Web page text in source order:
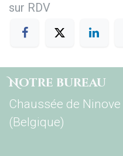
sur RDV
Notre bureau
Chaussée de
(Belgique)